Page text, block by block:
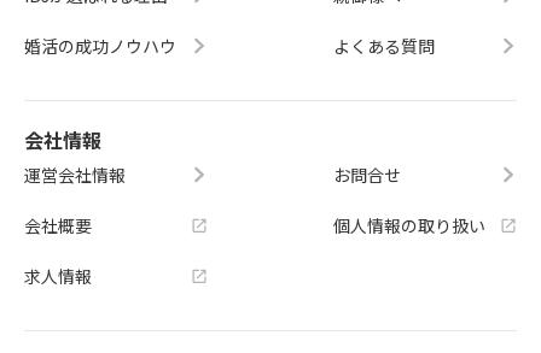
婚活の成功ノウハウ よくある質問
会社情報
運営会社情報
会社概要
求人情報
お問合せ
個人情報の取り扱い